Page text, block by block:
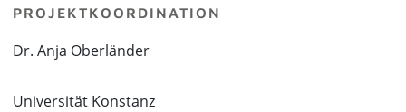
PROJEKTKOORDINATION
Dr. Anja Oberländer
Universität Konstanz